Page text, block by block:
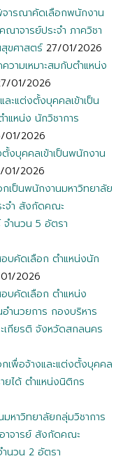
จารณาคัดเลือกพนักงาน
าจารย์ประจำ ภาควิชา
ขศาสตร์27/01/2026
วามเหมาะสมกับตำแหน่ง
01/2026
ะแต่งตั้งบุคคลเข้าเป็น
แหน่ง นักวิชาการ
01/2026
งบุคคลเข้าเป็นพนักงาน
01/2026
เป็นพนักงานมหาวิทยาลัย
ะจำ สังกัดคณะ
จำนวน 5 อัตรา
อบคัดเลือก ตำแหน่งนัก
2026
อบคัดเลือก ตำแหน่ง
ำนวยการ กองบริหาร
เกียรติ จังหวัดสกลนคร
เพื่อจ้างและแต่งตั้งบุคคล
ยได้ ตำแหน่งนิติกร
หาวิทยาลัยกลุ่มวิชาการ
าจารย์ สังกัดคณะ
นวน 2 อัตรา